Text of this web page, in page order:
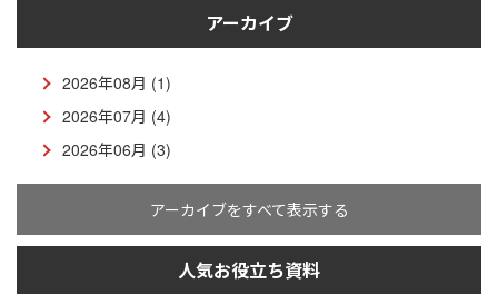
アーカイブ
2026年08月 (1)
2026年07月 (4)
2026年06月 (3)
アーカイブをすべて表示する
人気お役立ち資料